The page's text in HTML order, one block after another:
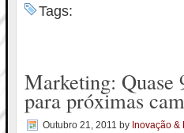
Tags:
Marketing: Quase
para próximas
Outubro 21, 2011 by Inovação &